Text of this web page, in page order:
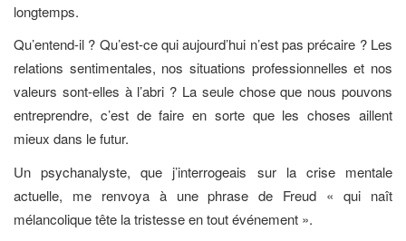
longtemps.
Qu’entend-il ? Qu’est-ce qui aujourd’hui n’est pas précaire ? Les
relations sentimentales, nos situations professionnelles et nos
valeurs sont-elles à l’abri ? La seule chose que nous pouvons
entreprendre, c’est de faire en sorte que les choses aillent
mieux dans le futur.
Un psychanalyste, que j’interrogeais sur la crise mentale
actuelle, me renvoya à une phrase de Freud « qui naît
mélancolique tête la tristesse en tout événement ».